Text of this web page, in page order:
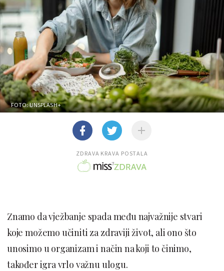
FOTO: UNSPLASH+
ZDRAVA KRAVA POSTALA
Znamo da vježbanje spada među najvažnije stvari
koje možemo učiniti za zdraviji život, ali ono što
unosimo u organizam i način na koji to činimo,
također igra vrlo važnu ulogu.